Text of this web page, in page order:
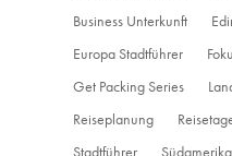
Business Unterkunft
Europa Stadtführer
Get Packing Series
Reiseplanung